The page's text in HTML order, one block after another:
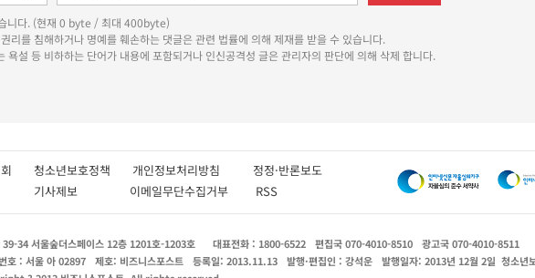
니다. (현재 0 byte / 최대 400byte)
리를 침해하거나 명예를 훼손하는 댓글은 관련 법률에 의해 제재를 받을 수 있습니다.
욕설 등 비하하는 단어가 내용에 포함되거나 인신공격성 글은 관리자의 판단에 의해 삭제 합니다.
회 청소년보호정책 개인정보처리방침 정정·반론보도
기사제보 이메일무단수집거부 RSS
39-34 서울숲더스페이스 12층 1201호-1203호 대표전화 : 1800-6522 편집국 070-4010-8510
광고국 070-4010-8511
호 : 서울 아 02897 제호: 비즈니스포스트 등록일: 2013.11.13 발행·편집인 : 강석운 발행일자: 2013년 12월 2일 청소년